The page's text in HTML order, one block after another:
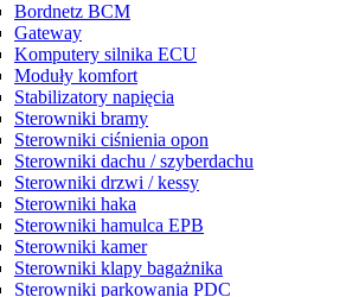
Bordnetz BCM
Gateway
Komputery silnika ECU
Moduły komfort
Stabilizatory napięcia
Sterowniki bramy
Sterowniki ciśnienia opon
Sterowniki dachu / szyberdachu
Sterowniki drzwi / kessy
Sterowniki haka
Sterowniki hamulca EPB
Sterowniki kamer
Sterowniki klapy bagażnika
Sterowniki parkowania PDC